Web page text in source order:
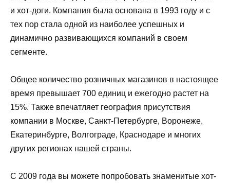
и хот-доги. Компания была основана в 1993 году и с
тех пор стала одной из наиболее успешных и
динамично развивающихся компаний в своем
сегменте.
Общее количество розничных магазинов в настоящее
время превышает 700 единиц и ежегодно растет на
15%. Также впечатляет география присутствия
компании в Москве, Санкт-Петербурге, Воронеже,
Екатеринбурге, Волгограде, Краснодаре и многих
других регионах нашей страны.
С 2009 года вы можете попробовать знаменитые хот-